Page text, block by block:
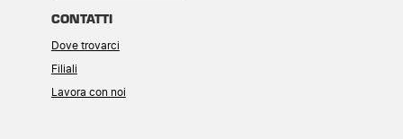
CONTATTI
Dove trovarci
Filiali
Lavora con noi